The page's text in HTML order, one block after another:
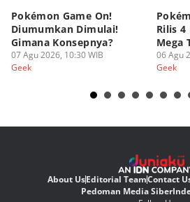
Pokémon Game On!
Diumumkan Dimulai!
Gimana Konsepnya?
07 Agu 2026, 10:30 WIB
Geek
Rilis
Mega
06 Agu
Geek
About UsEditorial TeamContact
Pedoman Media Siber